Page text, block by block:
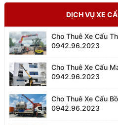
DỊCH VỤ XE
Cho Thuê Xe Cẩu
0942.96.2023
Cho Thuê Xe Cẩu
0942.96.2023
Cho Thuê Xe Cẩu
0942.96.2023